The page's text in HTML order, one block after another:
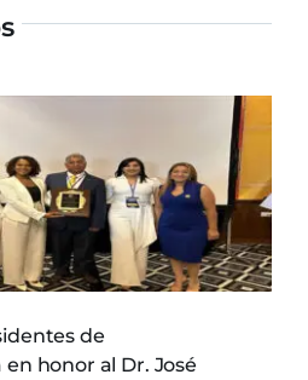
de
honor al Dr. José